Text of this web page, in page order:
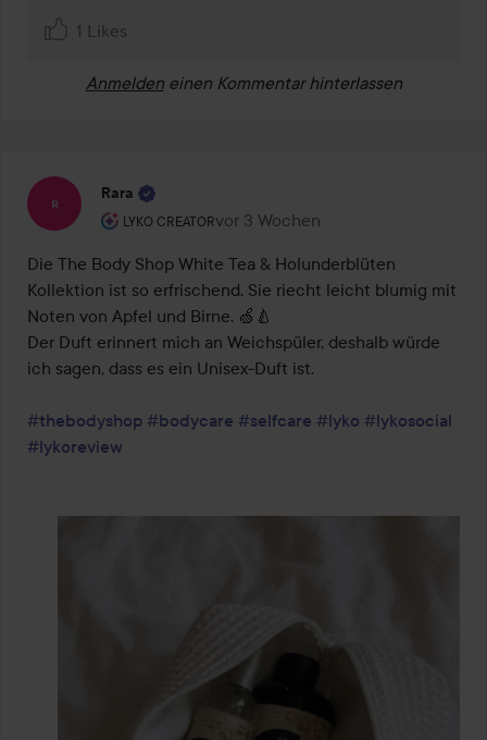
1 Likes
Anmelden einen Kommentar hinterlassen
Rara
LYKO CREATOR
Rolle des Benutzers: Lyko Creator.
vor 3 Wochen
Der Beitrag wurde vor 3 Wochen
Die The Body Shop White Tea & Holunderblüten
Kollektion ist so erfrischend. Sie riecht leicht blumig mit
Noten von Apfel und Birne. 🍏🍐
Der Duft erinnert mich an Weichspüler, deshalb würde
ich sagen, dass es ein Unisex-Duft ist.
#thebodyshop #bodycare #selfcare #lyko #lykosocial
#lykoreview